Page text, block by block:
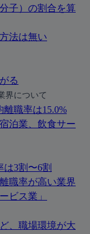
子）の割合を算
法は無い
る
界について
離職率は15.0%
泊業、飲食サー
3割〜6割
職率が高い業界
ビス業」
、職場環境が大